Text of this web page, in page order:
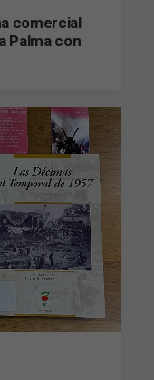
comercial
Palma con